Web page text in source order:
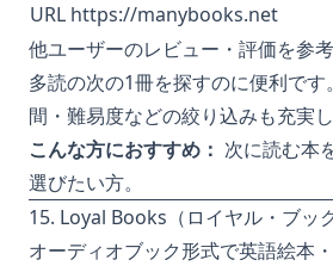
URL https://manybooks.net
他ユーザーのレビュー・評価を参
多読の次の1冊を探すのに便利で
間・難易度などの絞り込みも充実し
こんな方におすすめ： 次に読む本
選びたい方。
15. Loyal Books（ロイヤル・ブッ
オーディオブック形式で英語絵本